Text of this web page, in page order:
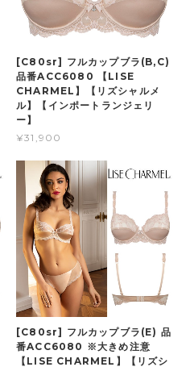
[C80sr] フルカップブラ(B,C)
品番ACC6080 【LISE
CHARMEL】【リズシャルメ
ル】【インポートランジェリ
ー】
¥31,900
[C80sr] フルカップブラ(E) 品
番ACC6080 ※大きめ注意
【LISE CHARMEL】【リズシ